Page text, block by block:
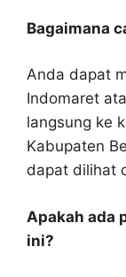
Bagaimana
Anda dapat
Indomaret
langsung ke
Kabupaten
dapat dilihat
Apakah ada
ini?